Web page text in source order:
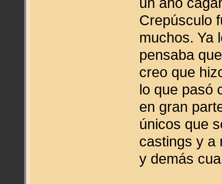
Crepúsculo
muchos. Ya
pensaba
creo que
lo que pasó
en gran
únicos que
castings y a
y demás